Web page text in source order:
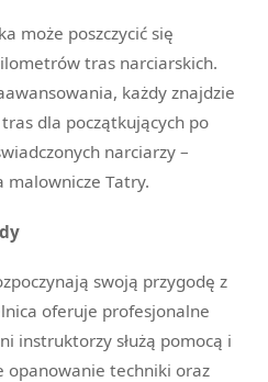
może poszczycić się
tras narciarskich.
każdy znajdzie
dla początkujących po
narciarzy –
malownicze Tatry.
swoją przygodę z
oferuje profesjonalne
instruktorzy służą pomocą i
opanowanie techniki oraz